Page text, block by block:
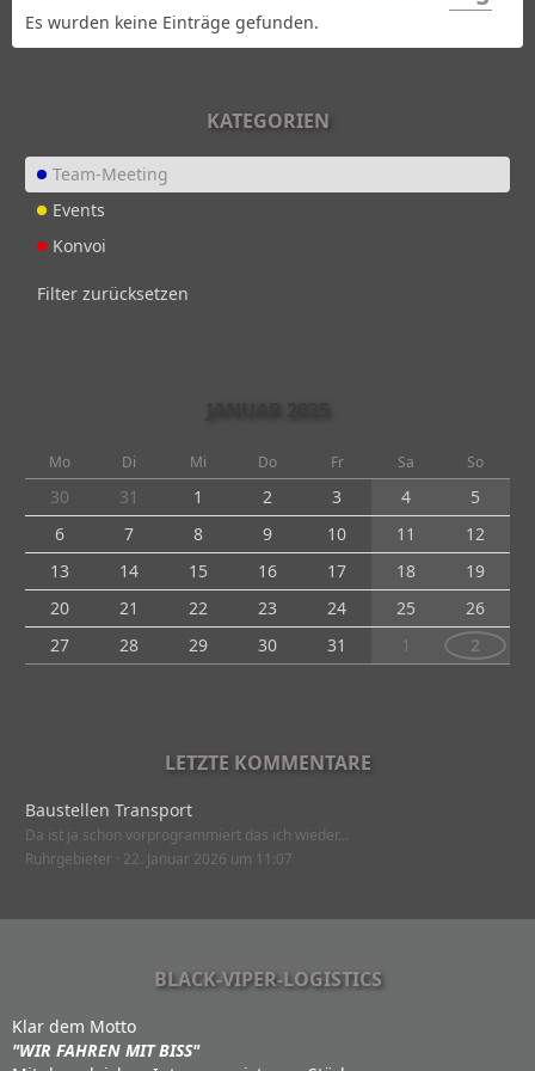
Es wurden keine Einträge gefunden.
KATEGORIEN
Team-Meeting
Events
Konvoi
Filter zurücksetzen
Mo Di Mi Do Fr Sa So
30 31 1 2 3 4
5
6
7 8 9 10 11
12
13
14 15 16 17 18
19
20
21 22 23 24 25
26
27
28 29 30 31 1 2
LETZTE KOMMENTARE
Baustellen Transport
Da ist ja schon vorprogrammiert das ich wieder…
Ruhrgebieter 22. Januar 2026 um 11:07
BLACK-VIPER-LOGISTICS
Klar dem Motto
"WIR FAHREN MIT BISS"